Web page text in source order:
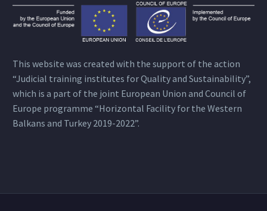
This website was created with the support of the action
“Judicial training institutes for Quality and Sustainability”,
which is a part of the joint European Union and Council of
Europe programme “Horizontal Facility for the Western
Balkans and Turkey 2019-2022”.